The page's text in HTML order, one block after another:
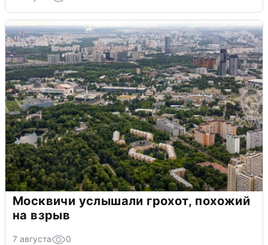
Москвичи услышали грохот, похожий
на взрыв
7 августа 0